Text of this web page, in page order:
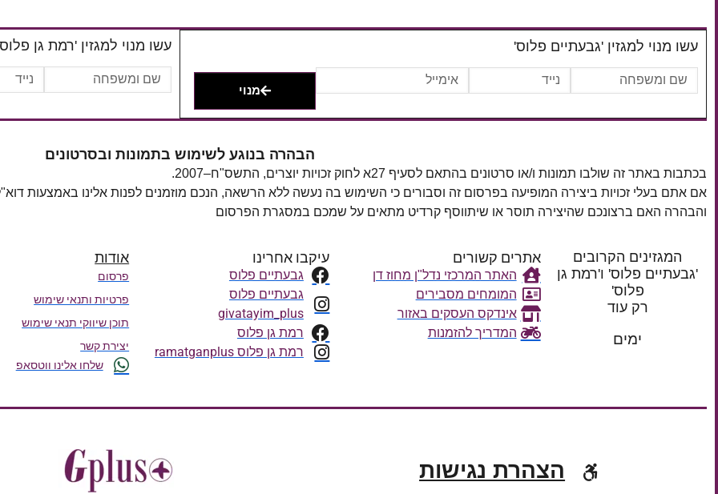
עשו מנוי למגזין 'גבעתיים פלוס'
מנוי
עשו מנוי למגזין 'רמת גן
הבהרה בנוגע לשימוש בתמונות ובסרטונים
בכתבות באתר זה שולבו תמונות ו/או סרטונים בהתאם לסעיף 27א לחוק זכויות יוצרים, התשס"ח–2007.
אם אתם בעלי זכויות ביצירה המופיעה בפרסום זה וסבורים כי השימוש בה נעשה ללא הרשאה, הנכם מוזמנים לפנות אלינו באמצעות
והבהרה האם ברצונכם שהיצירה תוסר או שיתווסף קרדיט מתאים על שמכם במסגרת הפרסום
המגזינים הקרובים
'גבעתיים פלוס' ו'רמת גן
פלוס'
רק עוד
ימים
אתרים קשורים
האתר המרכזי נדל"ן מחוז דן
המומחים מסבירים
אינדקס העסקים באזור
המדריך להזמנות
עיקבו אחרינו
גבעתיים פלוס
גבעתיים פלוס
givatayim_plus
רמת גן פלוס
רמת גן פלוס ramatganplus
אודות
פרסום
פרטיות ותנאי שימוש
תוכן שיווקי תנאי שימוש
יצירת קשר
שלחו אלינו ווטסאפ
הצהרת נגישות